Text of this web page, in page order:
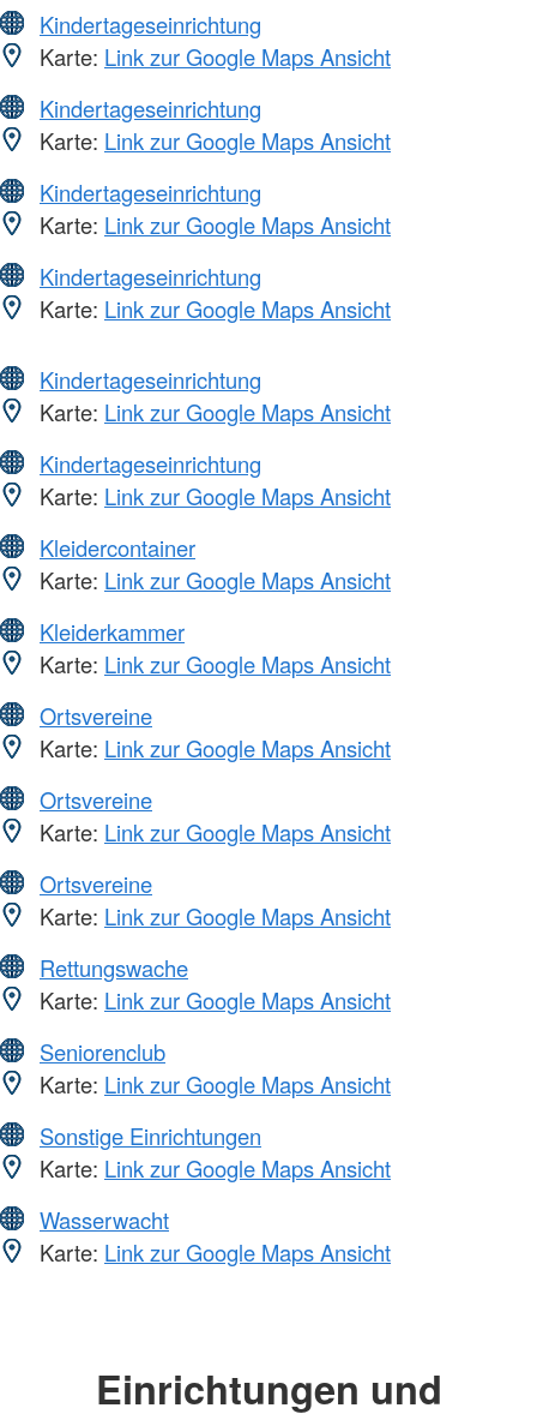
Kindertageseinrichtung
Karte: Link zur Google Maps Ansicht
Kindertageseinrichtung
Karte: Link zur Google Maps Ansicht
Kindertageseinrichtung
Karte: Link zur Google Maps Ansicht
Kindertageseinrichtung
Karte: Link zur Google Maps Ansicht
Kindertageseinrichtung
Karte: Link zur Google Maps Ansicht
Kindertageseinrichtung
Karte: Link zur Google Maps Ansicht
Kleidercontainer
Karte: Link zur Google Maps Ansicht
Kleiderkammer
Karte: Link zur Google Maps Ansicht
Ortsvereine
Karte: Link zur Google Maps Ansicht
Ortsvereine
Karte: Link zur Google Maps Ansicht
Ortsvereine
Karte: Link zur Google Maps Ansicht
Rettungswache
Karte: Link zur Google Maps Ansicht
Seniorenclub
Karte: Link zur Google Maps Ansicht
Sonstige Einrichtungen
Karte: Link zur Google Maps Ansicht
Wasserwacht
Karte: Link zur Google Maps Ansicht
Einrichtungen und